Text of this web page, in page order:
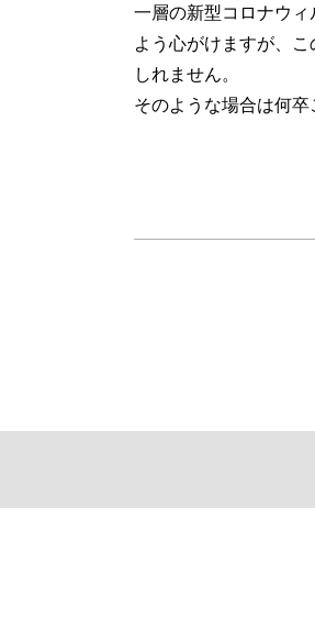
一層の新型コロナウ
よう心がけますが、
しれません。
そのような場合は何卒